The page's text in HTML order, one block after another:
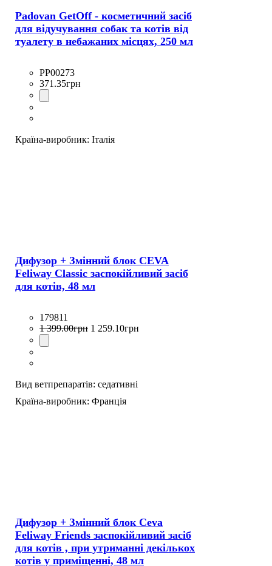
Padovan GetOff - косметичний засіб
для відучування собак та котів від
туалету в небажаних місцях, 250 мл
PP00273
371.35грн
Країна-виробник: Італія
Дифузор + Змінний блок CEVA
Feliway Classic заспокійливий засіб
для котів, 48 мл
179811
1 399.00грн 1 259.10грн
Вид ветпрепаратів: седативні
Країна-виробник: Франція
Дифузор + Змінний блок Ceva
Feliway Friends заспокійливий засіб
для котів , при утриманні декількох
котів у приміщенні, 48 мл